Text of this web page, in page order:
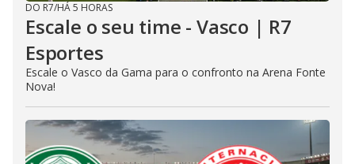
DO R7/HÁ 5 HORAS
Escale o seu time - Vasco | R7
Esportes
Escale o Vasco da Gama para o confronto na Arena Fonte
Nova!